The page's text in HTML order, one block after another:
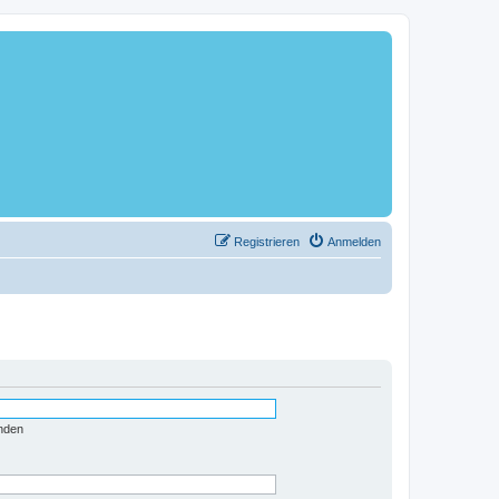
Anmelden
Registrieren